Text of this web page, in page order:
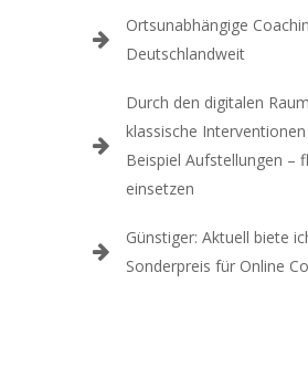
Ortsunabhängige
Deutschlandweit
Durch den digitalen
klassische
Beispiel Aufstellungen –
einsetzen
Günstiger: Aktuell biete
Sonderpreis für Online